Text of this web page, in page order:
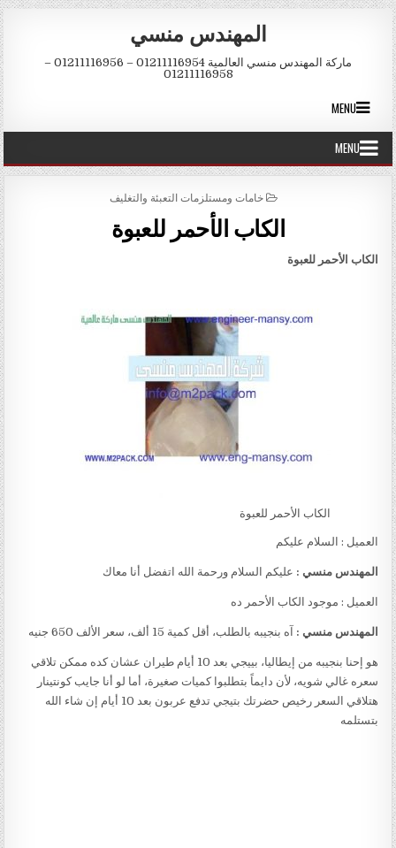
Skip to content
المهندس منسي
ماركة المهندس منسي العالمية 01211116954 – 01211116956 –
01211116958
MENU
MENU
POSTED IN
خامات ومستلزمات التعبئة والتغليف
الكاب الأحمر للعبوة
الكاب الأحمر للعبوة
الكاب الأحمر للعبوة
العميل : السلام عليكم
المهندس منسي : عليكم السلام ورحمة الله اتفضل أنا معاك
العميل : موجود الكاب الأحمر ده
المهندس منسي : آه بنجيبه بالطلب، أقل كمية 15 ألف، سعر الألف 650 جنيه
هو إحنا بنجيبه من إيطاليا، بييجي بعد 10 أيام طيران عشان كده ممكن تلاقي
سعره غالي شويه، لأن دايماً بتطلبوا كميات صغيرة، أما لو أنا جايب كونتينار
هتلاقي السعر رخيص حضرتك بتيجي تدفع عربون بعد 10 أيام إن شاء الله
بتستلمه